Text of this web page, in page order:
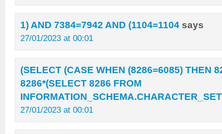
1) AND 7384=7942 AND (1104=1104 says
27/01/2023 at 00:01
(SELECT (CASE WHEN (8286=6085) THEN
8286*(SELECT 8286 FROM
27/01/2023 at 00:01